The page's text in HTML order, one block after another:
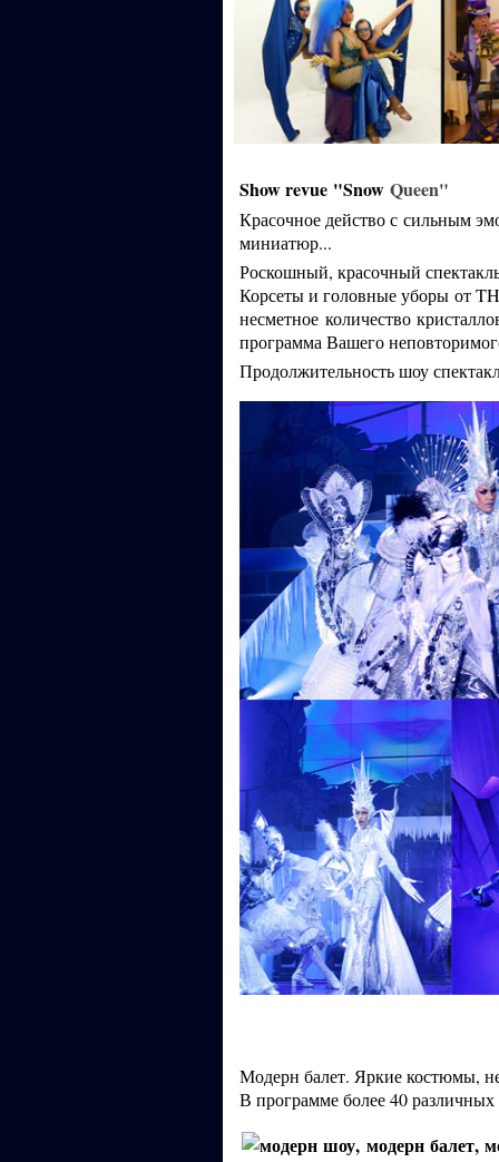
Show revue "Snow Queen"
Красочное действо с сильным
миниатюр...
Роскошный, красочный
Корсеты и головные уборы от
несметное количество
программа Вашего
Продолжительность шоу
Модерн балет. Яркие костюмы,
В программе более 40